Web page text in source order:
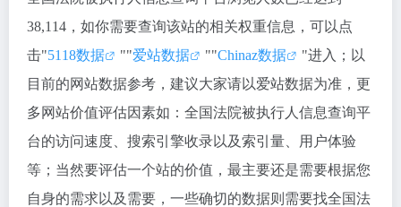
38,114，如你需要查询该站的相关权重信息，可以点
击"5118数据 ""爱站数据 ""Chinaz数据
"进入；以
目前的网站数据参考，建议大家请以爱站数据为准，更
多网站价值评估因素如：全国法院被执行人信息查询平
台的访问速度、搜索引擎收录以及索引量、用户体验
等；当然要评估一个站的价值，最主要还是需要根据您
自身的需求以及需要，一些确切的数据则需要找全国法